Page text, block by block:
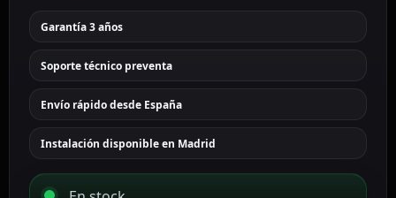
Garantía 3 años
Soporte técnico preventa
Envío rápido desde España
Instalación disponible en Madrid